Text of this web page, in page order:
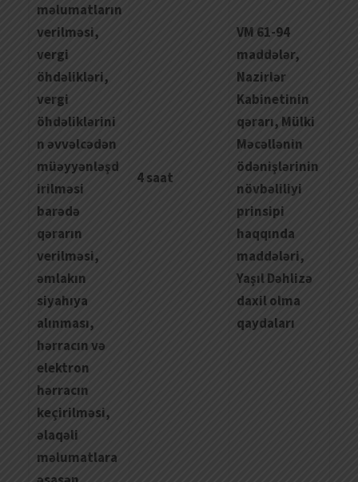
məlumatların
verilməsi,
vergi
öhdəlikləri,
vergi
öhdəliklərini
n əvvəlcədən
müəyyənləşd
irilməsi
barədə
qərarın
verilməsi,
əmlakın
siyahıya
alınması,
hərracın və
elektron
hərracın
keçirilməsi,
əlaqəli
məlumatlara
4 saat
VM 61-94
maddələr,
Nazirlər
Kabinetinin
qərarı, Mülki
Məcəllənin
ödənişlərinin
növbəliliyi
prinsipi
haqqında
maddələri,
Yaşıl Dəhlizə
daxil olma
qaydaları